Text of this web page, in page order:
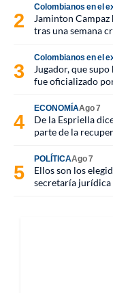
Colombianos en el
Jaminton
tras una semana
Colombianos en el
Jugador, que
fue oficializado
ECONOMÍAAgo 7
De la Espriella
parte de la
POLÍTICAAgo 7
Ellos son los
secretaría jurídica